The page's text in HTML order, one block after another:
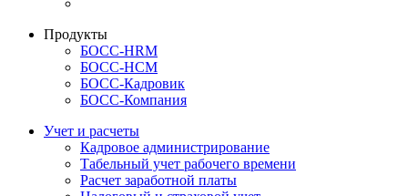
Продукты
БОСС-HRM
БОСС-HCM
БОСС-Кадровик
БОСС-Компания
Учет и расчеты
Кадровое администрирование
Табельный учет рабочего времени
Расчет заработной платы